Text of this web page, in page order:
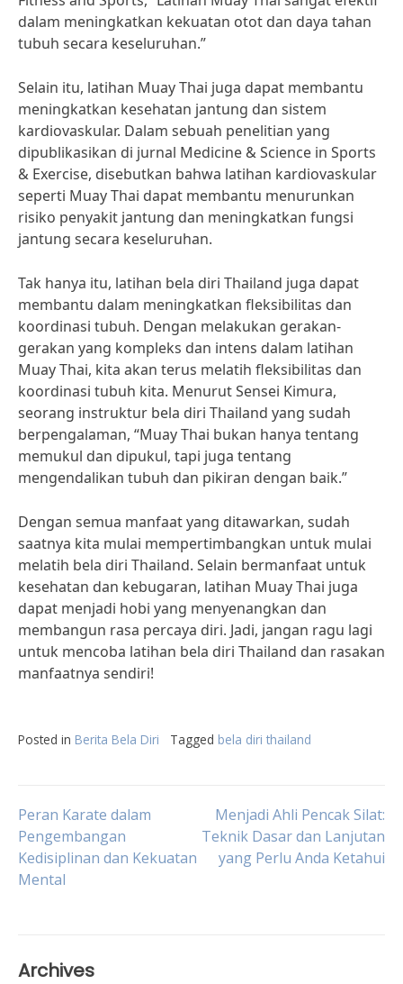
dalam meningkatkan kekuatan otot dan daya tahan
tubuh secara keseluruhan.”
Selain itu, latihan Muay Thai juga dapat membantu
meningkatkan kesehatan jantung dan sistem
kardiovaskular. Dalam sebuah penelitian yang
dipublikasikan di jurnal Medicine & Science in Sports
& Exercise, disebutkan bahwa latihan kardiovaskular
seperti Muay Thai dapat membantu menurunkan
risiko penyakit jantung dan meningkatkan fungsi
jantung secara keseluruhan.
Tak hanya itu, latihan bela diri Thailand juga dapat
membantu dalam meningkatkan fleksibilitas dan
koordinasi tubuh. Dengan melakukan gerakan-
gerakan yang kompleks dan intens dalam latihan
Muay Thai, kita akan terus melatih fleksibilitas dan
koordinasi tubuh kita. Menurut Sensei Kimura,
seorang instruktur bela diri Thailand yang sudah
berpengalaman, “Muay Thai bukan hanya tentang
memukul dan dipukul, tapi juga tentang
mengendalikan tubuh dan pikiran dengan baik.”
Dengan semua manfaat yang ditawarkan, sudah
saatnya kita mulai mempertimbangkan untuk mulai
melatih bela diri Thailand. Selain bermanfaat untuk
kesehatan dan kebugaran, latihan Muay Thai juga
dapat menjadi hobi yang menyenangkan dan
membangun rasa percaya diri. Jadi, jangan ragu lagi
untuk mencoba latihan bela diri Thailand dan rasakan
manfaatnya sendiri!
Posted in Berita Bela Diri Tagged bela diri thailand
Post
navigation
Peran Karate dalam
Pengembangan
Kedisiplinan dan Kekuatan
Mental
Menjadi Ahli Pencak Silat:
Teknik Dasar dan Lanjutan
yang Perlu Anda Ketahui
Archives